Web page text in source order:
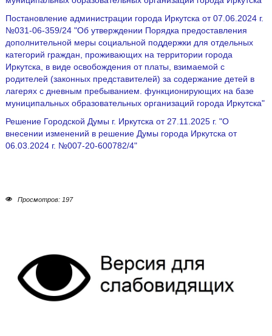
Постановление администрации города Иркутска от 07.06.2024 г.
№031-06-359/24 "Об утверждении Порядка предоставления
дополнительной меры социальной поддержки для отдельных
категорий граждан, проживающих на территории города
Иркутска, в виде освобождения от платы, взимаемой с
родителей (законных представителей) за содержание детей в
лагерях с дневным пребыванием. функционирующих на базе
муниципальных образовательных организаций города Иркутска"
Решение Городской Думы г. Иркутска от 27.11.2025 г. "О
внесении изменений в решение Думы города Иркутска от
06.03.2024 г. №007-20-600782/4"
Просмотров: 197